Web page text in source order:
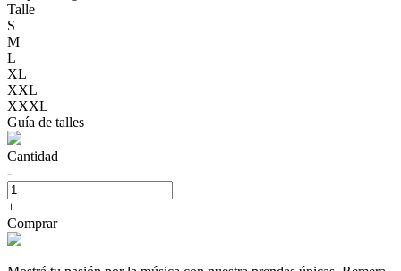
Talle
S
M
L
XL
XXL
XXXL
Guía de talles
Cantidad
-
+
Comprar